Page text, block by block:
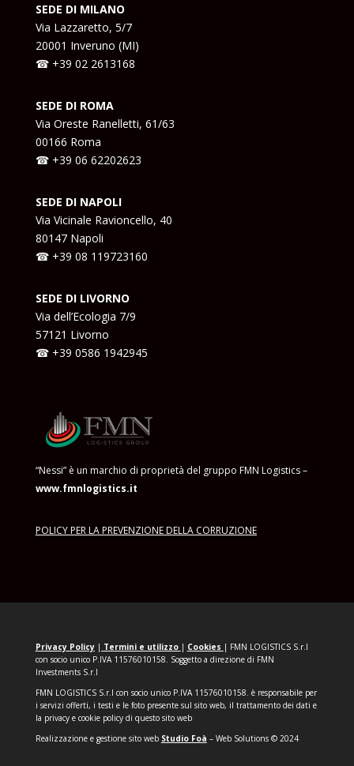
SEDE DI MILANO
Via Lazzaretto, 5/7
20001 Inveruno (MI)
☎ +39 02 2613168
SEDE DI ROMA
Via Oreste Ranelletti, 61/63
00166 Roma
☎ +39 06 62202623
SEDE DI NAPOLI
Via Vicinale Ravioncello, 40
80147 Napoli
☎ +39 08 119723160
SEDE DI LIVORNO
Via dell’Ecologia 7/9
57121 Livorno
☎ +39 0586 1942945
“Nessi” è un marchio di proprietà del gruppo FMN Logistics –
www.fmnlogistics.it
POLICY PER LA PREVENZIONE DELLA CORRUZIONE
Privacy Policy| Termini e utilizzo | Cookies | FMN LOGISTICS S.r.l
con socio unico P.IVA 11576010158. Soggetto a direzione di FMN
Investments S.r.l
FMN LOGISTICS S.r.l con socio unico P.IVA 11576010158. è responsabile per
i servizi offerti, i testi e le foto presente sul sito web, il trattamento dei dati e
la privacy e cookie policy di questo sito web
Realizzazione e gestione sito web Studio Foà – Web Solutions © 2024